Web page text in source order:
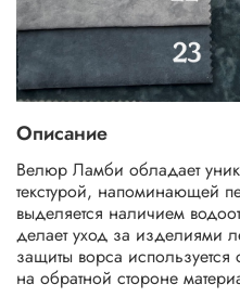
Описание
Велюр Ламби обладает
текстурой, напоминающей
выделяется наличием
делает уход за изделиями
защиты ворса
на обратной стороне